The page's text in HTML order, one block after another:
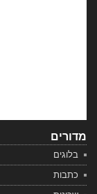
מדורים
בלוגים
כתבות